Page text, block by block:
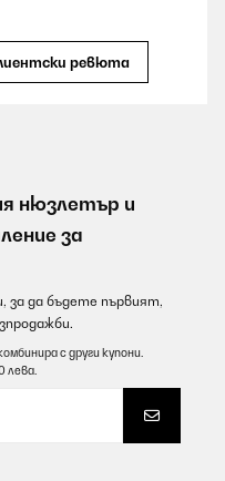
Angeschlossen
schlecht. Bis unmöglich
ревюта
нюзлетър и
за
за да бъдете първият,
с други купони.
лева.